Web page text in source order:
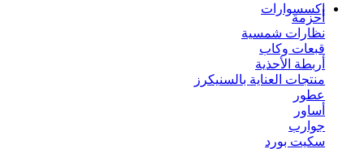
إكسسوارات
أحزمة
نظارات شمسية
قبعات وكاب
أربطة الأحذية
منتجات العناية بالسنيكرز
عطور
أساور
جوارب
سكيت بورد